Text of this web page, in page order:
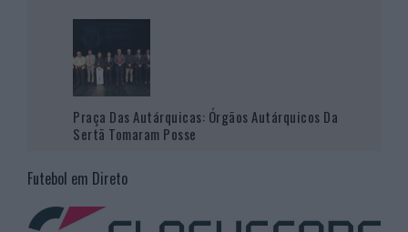
Praça Das Autárquicas: Órgãos Autárquicos Da
Sertã Tomaram Posse
Futebol em Direto